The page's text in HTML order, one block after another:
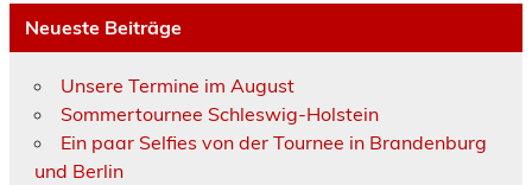
Neueste Beiträge
Unsere Termine im August
Sommertournee Schleswig-Holstein
Ein paar Selfies von der Tournee in Brandenburg
und Berlin